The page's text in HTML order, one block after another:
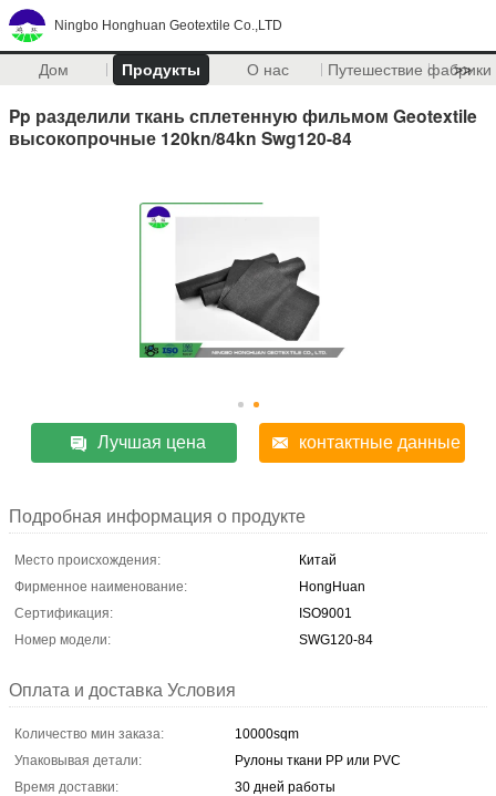
Ningbo Honghuan Geotextile Co.,LTD
Дом Продукты О нас Путешествие фабрики
>>
Pp разделили ткань сплетенную фильмом Geotextile
высокопрочные 120kn/84kn Swg120-84
Лучшая цена контактные данные
Подробная информация о продукте
Место происхождения:
Китай
Фирменное наименование:
HongHuan
Сертификация:
ISO9001
Номер модели:
SWG120-84
Оплата и доставка Условия
Количество мин заказа:
10000sqm
Упаковывая детали:
Рулоны ткани PP или PVC
Время доставки:
30 дней работы